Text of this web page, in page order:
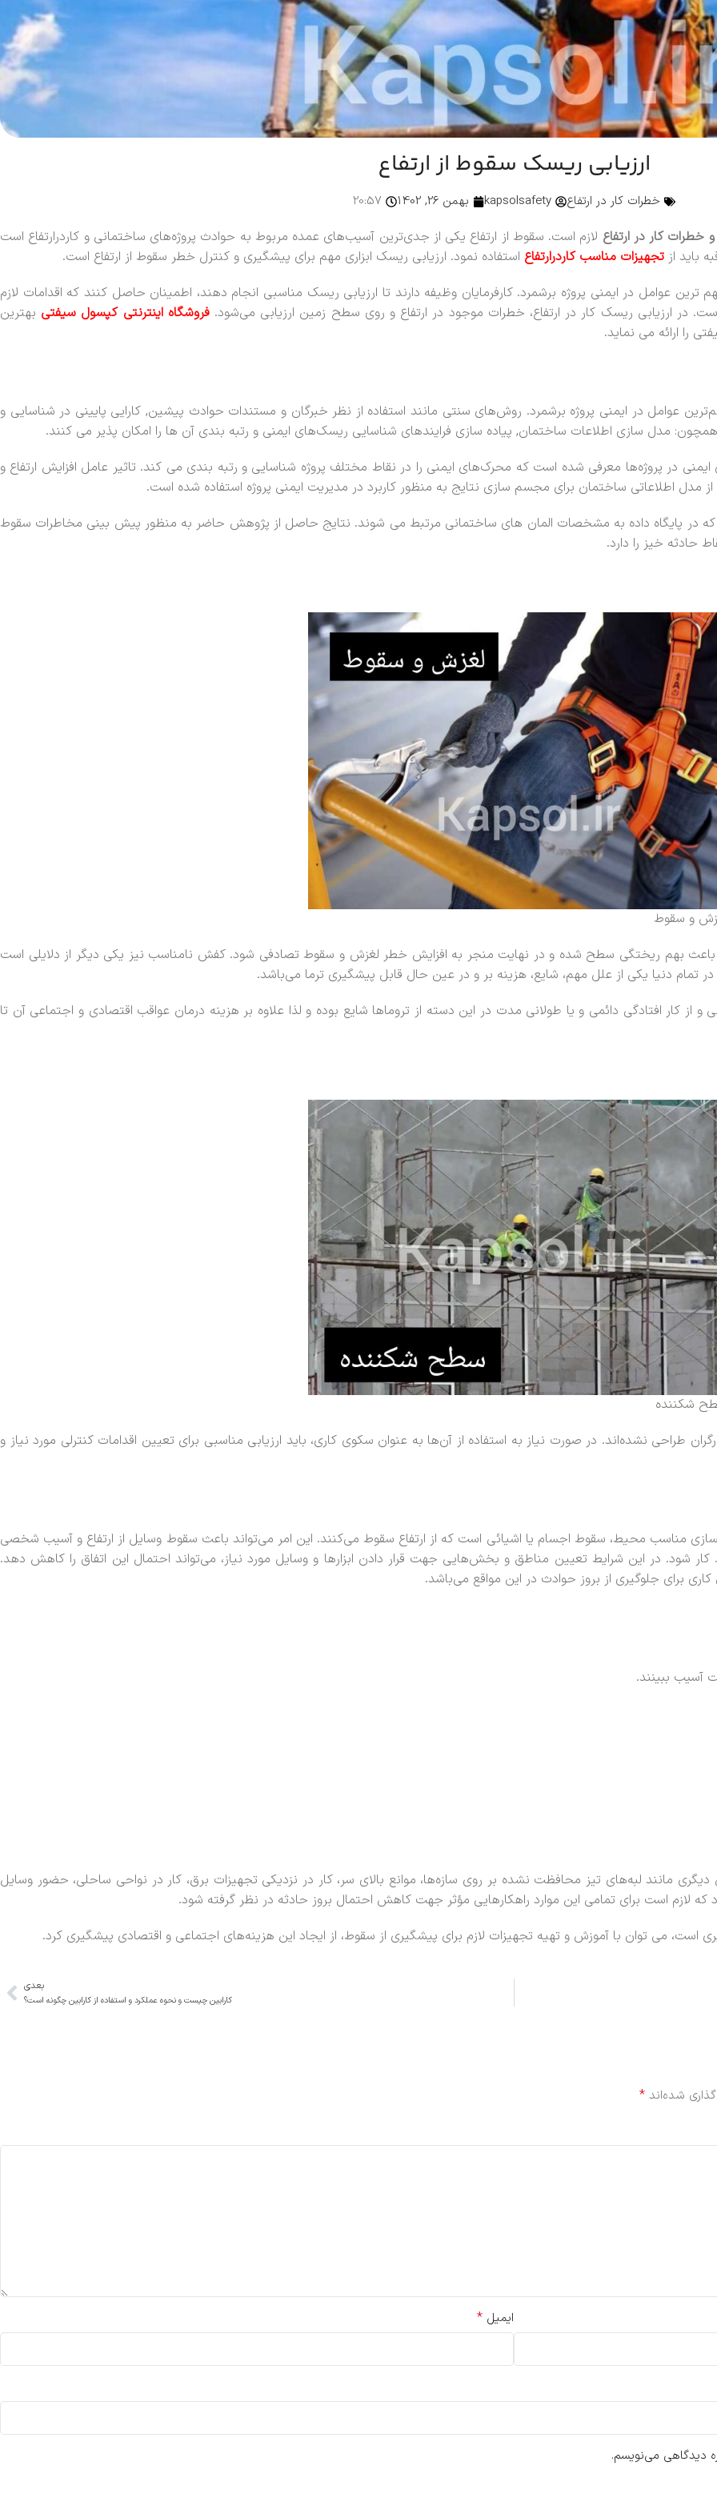
ارزیابی ریسک سقوط از ارتفاع
خطرات کار در ارتفاع kapsolsafety بهمن 26, 1402 20:57
خطرات کار در ارتفاع لازم است. سقوط از ارتفاع یکی از جدی‌ترین آسیب‌های عمده مربوط به حوادث پروژه‌های ساختمانی و کاردرارتفاع است
باید از تجهیزات مناسب کاردرارتفاع استفاده نمود. ارزیابی ریسک ابزاری مهم برای پیشگیری و کنترل خطر سقوط از ارتفاع است.
عوامل در ایمنی پروژه برشمرد. کارفرمایان وظیفه دارند تا ارزیابی ریسک مناسبی انجام دهند، اطمینان حاصل کنند که اقدامات لازم
در ارزیابی ریسک کار در ارتفاع، خطرات موجود در ارتفاع و روی سطح زمین ارزیابی می‌شود.فروشگاه اینترنتی کپسول سیفتی بهترین
را ارائه می نماید.
عوامل در ایمنی پروژه برشمرد. روش‌های سنتی مانند استفاده از نظر خبرگان و مستندات حوادث پیشین, کارایی پایینی در شناسایی و
مدل سازی اطلاعات ساختمان, پیاده سازی فرایندهای شناسایی ریسک‌های ایمنی و رتبه بندی آن ها را امکان پذیر می کنند.
در پروژه‌ها معرفی شده است که محرک‌های ایمنی را در نقاط مختلف پروژه شناسایی و رتبه بندی می کند. تاثیر عامل افزایش ارتفاع و
مدل اطلاعاتی ساختمان برای مجسم سازی نتایج به منظور کاربرد در مدیریت ایمنی پروژه استفاده شده است.
که در پایگاه داده به مشخصات المان های ساختمانی مرتبط می شوند. نتایج حاصل از پژوهش حاضر به منظور پیش بینی مخاطرات سقوط
حادثه خیز را دارد.
و سقوط
باعث بهم ریختگی سطح شده و در نهایت منجر به افزایش خطر لغزش و سقوط تصادفی شود. کفش نامناسب نیز یکی دیگر از دلایلی است
دنیا یکی از علل مهم، شایع، هزینه بر و در عین حال قابل پیشگیری ترما می‌باشد.
از کار افتادگی دائمی و یا طولانی مدت در این دسته از تروماها شایع بوده و لذا علاوه بر هزینه درمان عواقب اقتصادی و اجتماعی آن تا
شکننده
طراحی نشده‌اند. در صورت نیاز به استفاده از آن‌ها به عنوان سکوی کاری، باید ارزیابی مناسبی برای تعیین اقدامات کنترلی مورد نیاز و
مناسب محیط، سقوط اجسام یا اشیائی است که از ارتفاع سقوط می‌کنند. این امر می‌تواند باعث سقوط وسایل از ارتفاع و آسیب شخصی
شود. در این شرایط تعیین مناطق و بخش‌هایی جهت قرار دادن ابزارها و وسایل مورد نیاز، می‌تواند احتمال این اتفاق را کاهش دهد.
برای جلوگیری از بروز حوادث در این مواقع می‌باشد.
آسیب ببینند.
دیگری مانند لبه‌های تیز محافظت نشده بر روی سازه‌ها، موانع بالای سر، کار در نزدیکی تجهیزات برق، کار در نواحی ساحلی، حضور وسایل
که لازم است برای تمامی این موارد راهکارهایی مؤثر جهت کاهش احتمال بروز حادثه در نظر گرفته شود.
است، می توان با آموزش و تهیه تجهیزات لازم برای پیشگیری از سقوط، از ایجاد این هزینه‌های اجتماعی و اقتصادی پیشگیری کرد.
بعدی
کارابین چیست و نحوه عملکرد و استفاده از کارابین چگونه است؟
شده‌اند *
ایمیل *
دیدگاهی می‌نویسم.